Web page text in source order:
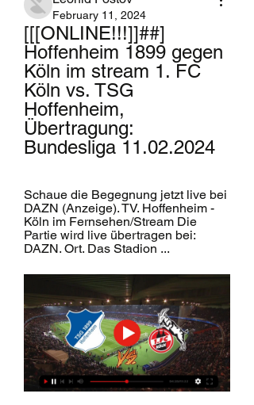
February 11, 2024
[[[ONLINE!!!]]##]
Hoffenheim 1899 gegen
Köln im stream 1. FC
Köln vs. TSG
Hoffenheim,
Übertragung:
Bundesliga 11.02.2024
Schaue die Begegnung jetzt live bei
DAZN (Anzeige). TV. Hoffenheim -
Köln im Fernsehen/Stream Die
Partie wird live übertragen bei:
DAZN. Ort. Das Stadion ...